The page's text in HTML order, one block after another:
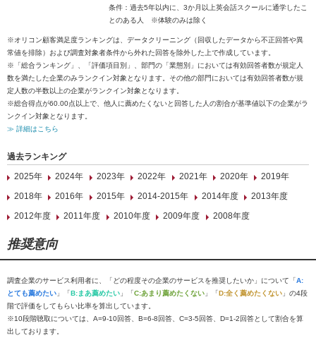
条件：過去5年以内に、3か月以上英会話スクールに通学したこ
とのある人 ※体験のみは除く
※オリコン顧客満足度ランキングは、データクリーニング（回収したデータから不正回答や異
常値を排除）および調査対象者条件から外れた回答を除外した上で作成しています。
※「総合ランキング」、「評価項目別」、部門の「業態別」においては有効回答者数が規定人
数を満たした企業のみランクイン対象となります。その他の部門においては有効回答者数が規
定人数の半数以上の企業がランクイン対象となります。
※総合得点が60.00点以上で、他人に薦めたくないと回答した人の割合が基準値以下の企業がラ
ンクイン対象となります。
≫ 詳細はこちら
過去ランキング
2025年
2024年 2023年 2022年 2021年 2020年
2019年
2018年
2016年 2015年 2014-2015年 2014年度
2013年度
2012年度
2011年度 2010年度 2009年度 2008年度
推奨意向
調査企業のサービス利用者に、「どの程度その企業のサービスを推奨したいか」について「A:
とても薦めたい 」「B:まあ薦めたい 」「C:あまり薦めたくない 」「D:全く薦めたくない 」の4段
階で評価をしてもらい比率を算出しています。
※10段階聴取については、A=9-10回答、B=6-8回答、C=3-5回答、D=1-2回答として割合を算
出しております。